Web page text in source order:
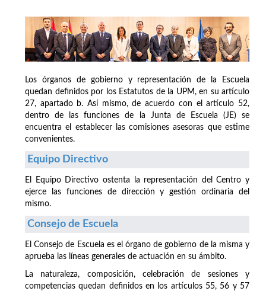
Los órganos de gobierno y representación de la Escuela
quedan definidos por los Estatutos de la UPM, en su artículo
27, apartado b. Así mismo, de acuerdo con el artículo 52,
dentro de las funciones de la Junta de Escuela (JE) se
encuentra el establecer las comisiones asesoras que estime
convenientes.
Equipo Directivo
El Equipo Directivo ostenta la representación del Centro y
ejerce las funciones de dirección y gestión ordinaria del
mismo.
Consejo de Escuela
El Consejo de Escuela es el órgano de gobierno de la misma y
aprueba las líneas generales de actuación en su ámbito.
La naturaleza, composición, celebración de sesiones y
competencias quedan definidos en los artículos 55, 56 y 57